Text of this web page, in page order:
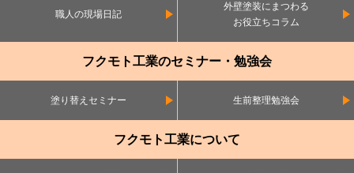
職人の現場日記
外壁塗装にまつわる
お役立ちコラム
フクモト工業のセミナー・勉強会
塗り替えセミナー 生前整理勉強会
フクモト工業について